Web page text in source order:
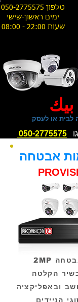
טלפון 050-2775575
ימים ראשון-שישי
08:00 - 22:00 שעות
לבית או לעסק
050-2775575
ובאפליקציה
הניידים
אבטחה